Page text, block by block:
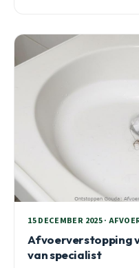
15 DECEMBER 2025 ·
Afvoerverstopping
van specialist